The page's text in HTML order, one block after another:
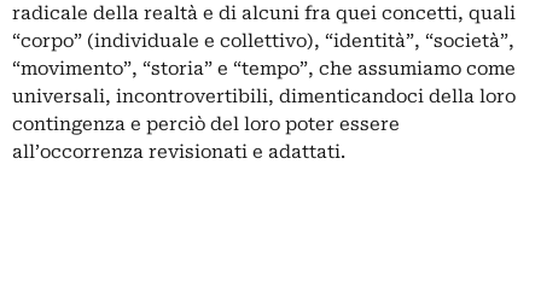
radicale della realtà e di alcuni fra quei concetti, quali
“corpo” (individuale e collettivo), “identità”, “società”,
“movimento”, “storia” e “tempo”, che assumiamo come
universali, incontrovertibili, dimenticandoci della loro
contingenza e perciò del loro poter essere
all’occorrenza revisionati e adattati.